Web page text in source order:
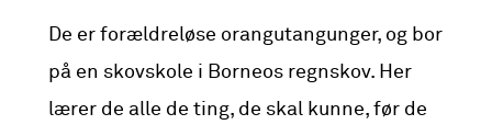
De er forældreløse orangutangunger, og bor
på en skovskole i Borneos regnskov. Her
lærer de alle de ting, de skal kunne, før de